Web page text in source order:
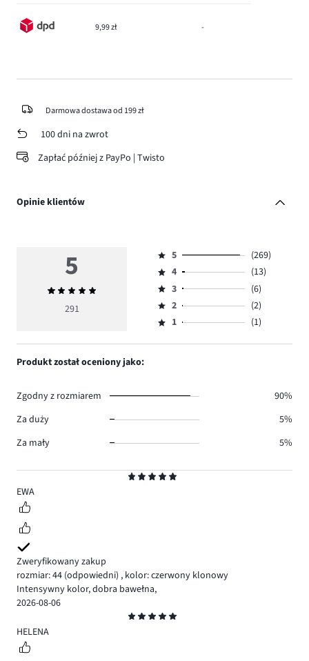
9,99 zł -
Darmowa dostawa od 199 zł
100 dni na zwrot
Zapłać później z PayPo | Twisto
Opinie klientów
5
EWA
Zweryfikowany zakup
rozmiar: 44 (odpowiedni) , kolor: czerwony klonowy
Intensywny kolor, dobra bawełna,
2026-08-06
5
HELENA
5
Średnia
ocena
291
Ocena
5,
ilość
głosów
269.
5
(269)
Ocena
4,
ilość
głosów
4
(13)
Ocena
3,
ilość
3
(6)
Ocena
2,
2
(2)
Ocena
1,
1 (1)
Produkt został oceniony jako:
Zgodny z rozmiarem
90%
Za duży
5%
Za mały
5%